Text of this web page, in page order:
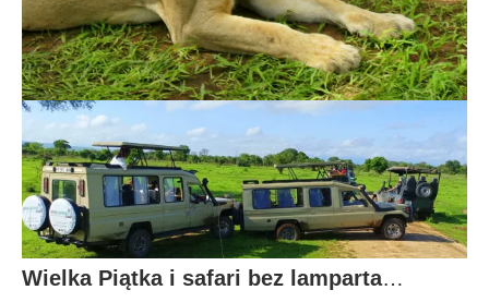
Wielka Piątka i safari bez lamparta…